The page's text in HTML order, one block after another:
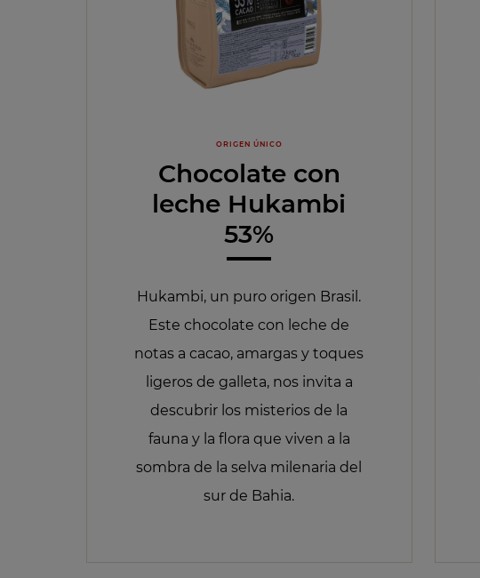
ORIGEN ÚNICO
Chocolate con
leche Hukambi
53%
Hukambi, un puro origen Brasil.
Este chocolate con leche de
notas a cacao, amargas y toques
ligeros de galleta, nos invita a
descubrir los misterios de la
fauna y la flora que viven a la
sombra de la selva milenaria del
sur de Bahia.